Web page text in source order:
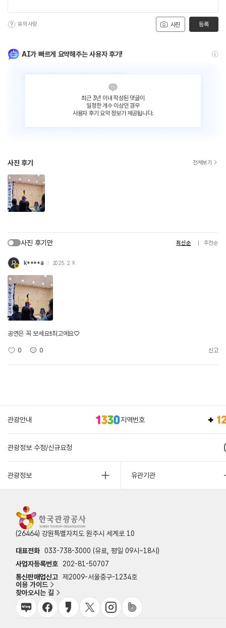
사진
유의사항 등록
AI가 빠르게 요약해주는 사용자 후기!
최근 3년 이내 작성된 댓글이
일정한 개수 이상인 경우
사용자 후기 요약 정보가 제공됩니다.
사진 후기 전체보기
사진 후기만 최신순 추천순
k****a 2025. 2. 9.
공연은 꼭 보세요!!최고에요♡
0 0 신고
관광안내 지역번호
관광정보 수정/신규요청
관광정보 유관기관
(26464) 강원특별자치도 원주시 세계로 10
대표전화 033-738-3000 (유료, 평일 09시~18시)
사업자등록번호
202-81-50707
통신판매업신고 제2009-서울중구-1234호
이용 가이드
찾아오시는 길